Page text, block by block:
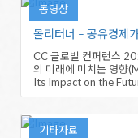
동영상
몰리터너 – 공유경제
CC 글로벌 컨퍼런스
의 미래에 미치는 영향
Its Impact on the
기타자료